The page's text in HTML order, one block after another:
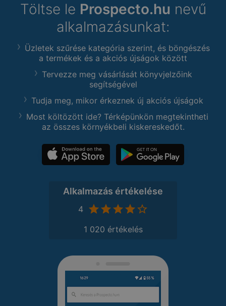
Töltse le Prospecto.hu nevű
alkalmazásunkat:
Üzletek szűrése kategória szerint, és böngészés
a termékek és a akciós újságok között
Tervezze meg vásárlását könyvjelzőink
segítségével
Tudja meg, mikor érkeznek új akciós újságok
Most költözött ide? Térképünkön megtekintheti
az összes környékbeli kiskereskedőt.
Alkalmazás értékelése
4
1 020 értékelés